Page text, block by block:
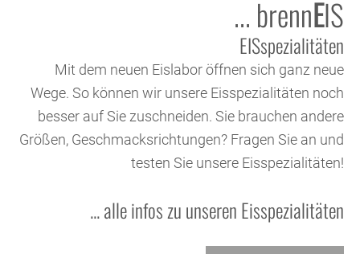
... brennEIS
EISspezialitäten
Mit dem neuen Eislabor öffnen sich ganz neue
Wege. So können wir unsere Eisspezialitäten noch
besser auf Sie zuschneiden. Sie brauchen andere
Größen, Geschmacksrichtungen? Fragen Sie an und
testen Sie unsere Eisspezialitäten!
... alle infos zu unseren Eisspezialitäten